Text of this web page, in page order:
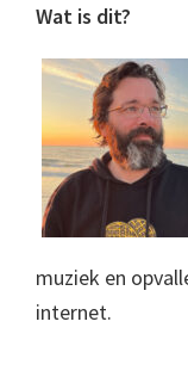
Footer
Wat is dit?
muziek en
internet.